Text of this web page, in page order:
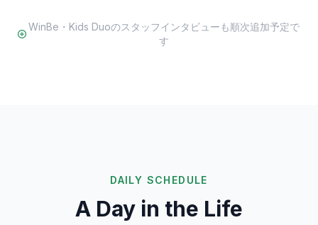
WinBe・Kids Duoのスタッフインタビューも順次追加予定で
す
DAILY SCHEDULE
A Day in the Life